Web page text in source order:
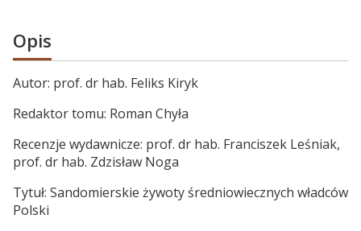
Opis
Autor: prof. dr hab. Feliks Kiryk
Redaktor tomu: Roman Chyła
Recenzje wydawnicze: prof. dr hab. Franciszek Leśniak,
prof. dr hab. Zdzisław Noga
Tytuł: Sandomierskie żywoty średniowiecznych władców
Polski